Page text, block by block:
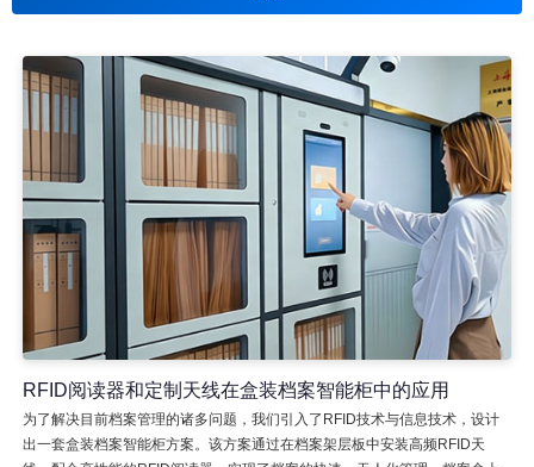
RFID阅读器和定制天线在盒装档案智能柜中的应用
为了解决目前档案管理的诸多问题，我们引入了RFID技术与信息技术，设计
出一套盒装档案智能柜方案。该方案通过在档案架层板中安装高频RFID天